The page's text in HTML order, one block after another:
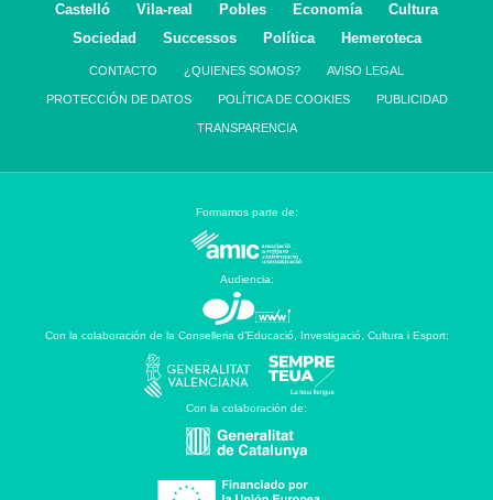
Castelló Vila-real Pobles Economía
Cultura
Sociedad
Successos Política Hemeroteca
CONTACTO ¿QUIENES SOMOS? AVISO LEGAL
PROTECCIÓN DE DATOS POLÍTICA DE COOKIES PUBLICIDAD
TRANSPARENCIA
Formamos parte de:
Audiencia:
Con la colaboración de la Conselleria d’Educació, Investigació, Cultura i Esport:
Con la colaboración de: